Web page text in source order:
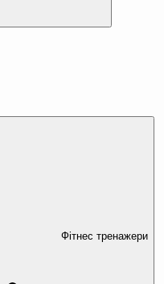
Фітнес тренажери